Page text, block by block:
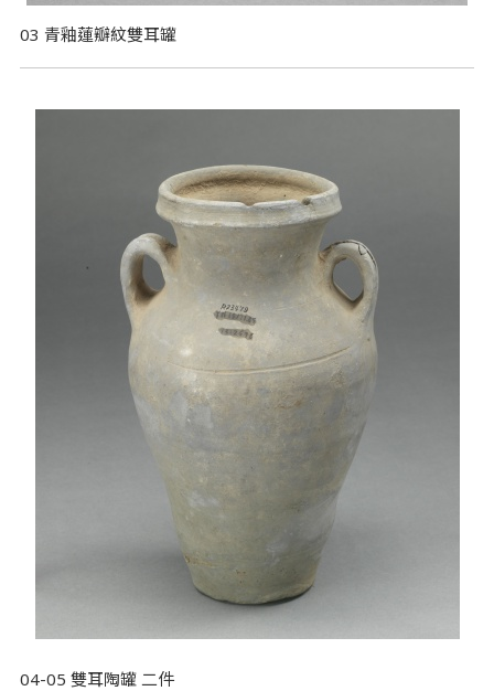
03 青釉蓮瓣紋雙耳罐
04-05 雙耳陶罐 二件